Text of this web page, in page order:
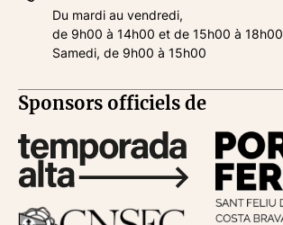
Du mardi au vendredi,
de 9h00 à 14h00 et de 15h00 à 18h00
Samedi, de 9h00 à 15h00
Sponsors officiels de